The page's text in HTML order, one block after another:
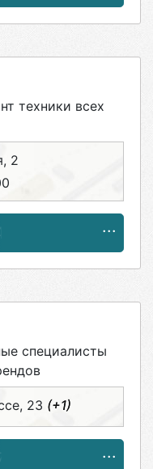
техники всех
2
02-62
специалисты
23 (+1)
20-20